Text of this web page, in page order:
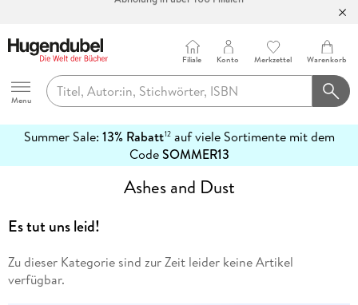
100 Tage Rückgaberecht***
Abholung in über 100 Filialen
Hugendubel
Menu
Filiale Konto Merkzettel Warenkorb
Summer Sale: 13% Rabatt12auf viele Sortimente mit dem
CodeSOMMER13
erfahren
Ashes and Dust
Es tut uns leid!
Zu dieser Kategorie sind zur Zeit leider keine Artikel
verfügbar.